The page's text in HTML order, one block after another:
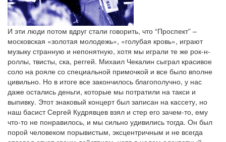
И эти люди потом вдруг стали говорить, что “Проспект” –
московская «золотая молодежь», «голубая кровь», играют
музыку странную и непонятную, хотя мы играли те же рок-н-
роллы, твисты, ска, реггей. Михаил Чекалин сыграл красивое
соло на рояле со специальной примочкой и все было вполне
цивильно. Но в итоге все закончилось благополучно, у нас
даже остались деньги, которые мы потратили на такси и
выпивку. Этот знаковый концерт был записан на кассету, но
наш басист Сергей Кудрявцев взял и стер его зачем-то, ему
что-то не понравилось, и мы сильно удивились тогда. Он был
порой человеком порывистым, эксцентричным и не всегда